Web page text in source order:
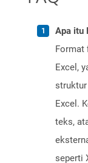
Apa itu
Format
Excel,
struktur
Excel.
teks,
seperti